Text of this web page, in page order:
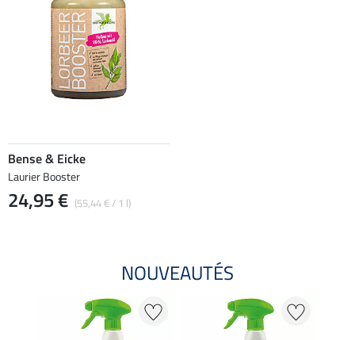
Bense & Eicke
Laurier Booster
24,95 € (55,44 € / 1 l)
NOUVEAUTÉS